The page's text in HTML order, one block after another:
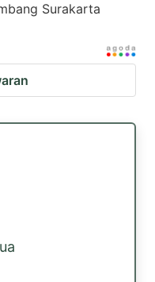
Surakarta